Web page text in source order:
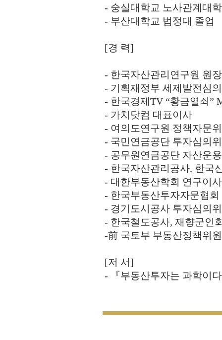
- 숭실대학교 노사관계대
- 부산대학교 법정대 졸업
[경 력]
- 한국자산관리연구원 원장
- 기획재정부 세제발전심
- 한국경제TV “황금열쇠”
- 가치닷컴 대표이사
- 여의도연구원 정책자문
- 국민연금공단 투자심의
- 공무원연금공단 자산운
- 한국자산관리공사, 한국
- 대한부동산학회 연구이사
- 한국부동산투자자문협회
- 경기도시공사 투자심의
- 한국철도공사, 재향군인
-前 국토부 부동산정책위
[저 서]
- 『부동산투자는 과학이